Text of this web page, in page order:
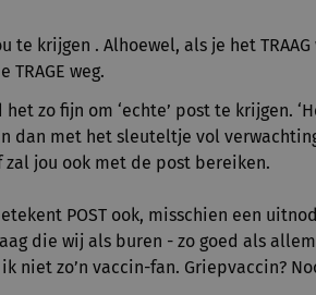
te krijgen . Alhoewel, als je het
weg.
zo fijn om ‘echte’ post te krijgen.
dan met het sleuteltje vol
zal jou ook met de post bereiken.
POST ook, misschien een
die wij als buren - zo goed als
niet zo’n vaccin-fan. Griepvaccin?